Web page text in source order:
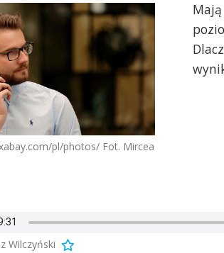
pl/photos/ Fot. Mircea
Wilczyński